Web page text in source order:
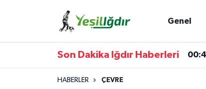
Genel
Son Dakika Iğdır Haberleri
HABERLER ÇEVRE